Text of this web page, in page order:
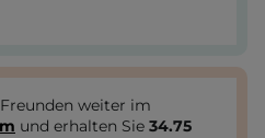
weiter im
und erhalten Sie 34.75